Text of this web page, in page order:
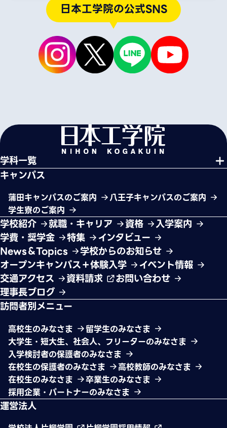
日本工学院の公式SNS
学科一覧
キャンパス
蒲田キャンパスのご案内
八王子キャンパスのご案内
学生寮のご案内
学校紹介 就職・キャリア 資格
入学案内
学費・奨学金
特集
インタビュー
News＆Topics
学校からのお知らせ
オープンキャンパス＋体験入学
イベント情報
交通アクセス
資料請求
お問い合わせ
理事長ブログ
訪問者別メニュー
高校生のみなさま
留学生のみなさま
大学生・短大生、社会人、フリーターのみなさま
入学検討者の保護者のみなさま
在校生の保護者のみなさま
高校教師のみなさま
在校生のみなさま
卒業生のみなさま
採用企業・パートナーのみなさま
運営法人